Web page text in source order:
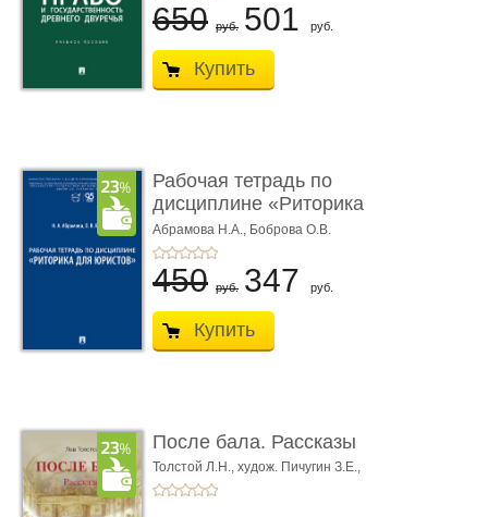
650 руб. 501 руб.
Купить
Рабочая тетрадь по
дисциплине «Риторика
для ю� ...
Абрамова Н.А., Боброва О.В.
450 руб. 347 руб.
Купить
После бала. Рассказы
Толстой Л.Н., худож. Пичугин З.Е.,
худож. Лебедев А.И.,